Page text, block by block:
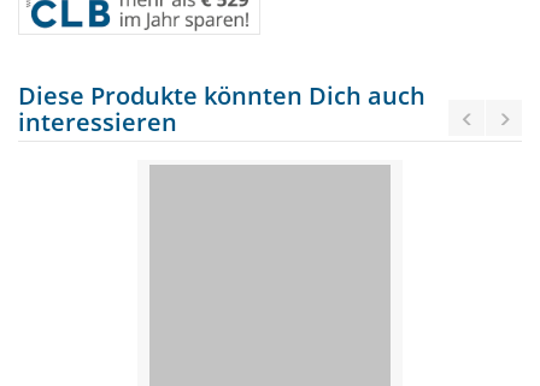
Diese Produkte könnten Dich auch
interessieren